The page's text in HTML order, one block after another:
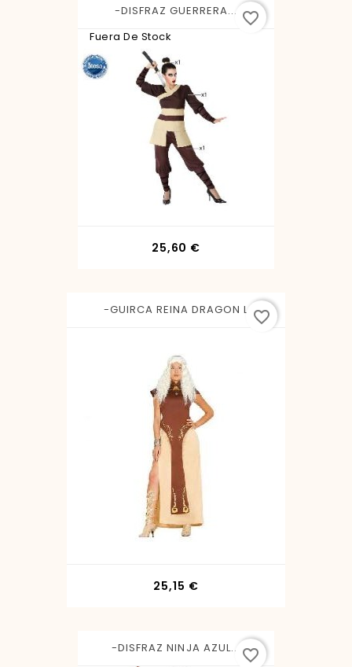
-DISFRAZ GUERRERA...
Fuera De Stock
25,60 €
favorite_border
-GUIRCA REINA DRAGON L
25,15 €Precio
favorite_border
-DISFRAZ NINJA AZUL... favorite_border